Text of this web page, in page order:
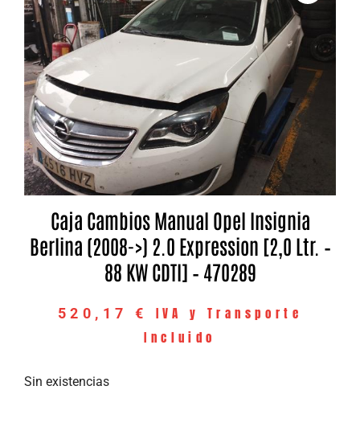
Caja Cambios Manual Opel Insignia
Berlina (2008->) 2.0 Expression [2,0 Ltr. –
88 KW CDTI] – 470289
520,17 €
IVA y Transporte
Incluido
Sin existencias